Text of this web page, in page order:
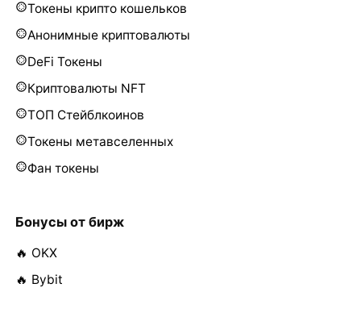
Токены крипто кошельков
Анонимные криптовалюты
DeFi Токены
Криптовалюты NFT
ТОП Стейблкоинов
Токены метавселенных
Фан токены
Бонусы от бирж
🔥 OKX
🔥 Bybit